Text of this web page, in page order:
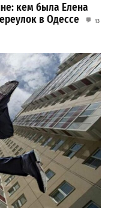
кем была Елена
в Одессе
13